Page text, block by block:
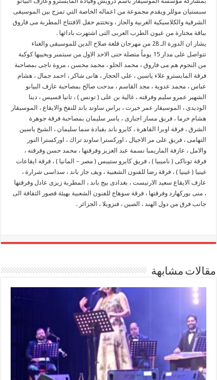
سبستيان موللر ويقدم مجموعة من اعماله الخاصة التي تمزج بين الموسيقى
الشرقية والكلاسيكية الغربية والجاز ، وتختتم حفل الافتتاح المطربة مى فاروق
بباقة مختارة من عيون الطرب العربى التى اشتهرت بادائها .
يشار ان الدورة الـ 28 من مهرجان قلعة صلاح الدين للموسيقى والغناء
تتواصل على مدار 15 يوماً متصلة حتى الاحد الاول من سبتمبر ويحييها كوكبة
من النجوم هم مى فاروق ، محمد الحلو ، محمد محسن ، مروة ناجى بمصاحبة
فرقة المايسترو علاء ياسين ، على الحجار ، هانى شاكر ، احمد جمال ، هشام
عباس ، محمد عدوية ، مجد القاسم ، مدحت صالح بمصاحبة عازف البيانو
الشهير عمرو سليم وفرقته ، غالية بن على ( تونس ) ، تانيا قسيس ، دينا
الوديدى ، الموسيقار عمر خيرت ، براس ساوند باند للنفخ والايقاع ، الموسيقار
هشام خرما ، فريق مسار اجبارى ، ياسر سليمان بمصاحبة فرقة جوهرة
الشرق ، فرقة اوبرا القاهرة ، كايرو باند بقيادة سما سليمان ، الشيخ ياسين
التهامى ، فريق على مر الاجيال ، اوركسترا ساوند تراك ، اوركسترا النور
والامل ، عازفة الماريمبا نسمة عبد العزيز وفرقتها ، محمد حسن وفرقته ،
فرقة توناكى ( ناميبيا ) ، فريق كايرو ستيبس ( مصر – المانيا ) ، فرقة ايقاعات
غينيا ( غينيا ) ، فرقة رضا للفنون الشعبية ، ويف جاز باند ، سداسى شرارة ،
عازف الايقاع سعيد الارتيست ، بغدادى بيج باند ، المطربة زيزى عادل وفرقتها
، منى بوركهارد وفرقتها ، فرقة سوهاج للفنون الشعبية بهيئة قصور الثقافة الى
جانب فرق من دول الهند ، الصين ، فنزويلا ، الجزائر .
مقالات مشابهة